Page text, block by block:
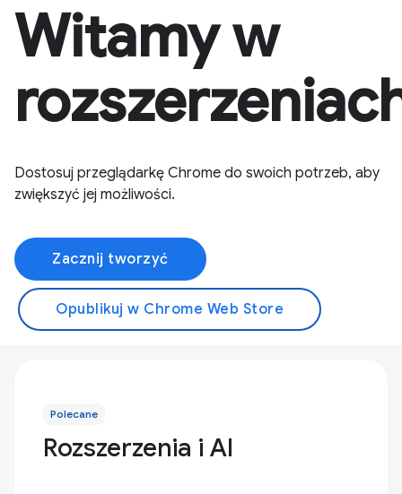
Witamy w
Dostosuj przeglądarkę Chrome do swoich potrzeb, aby
zwiększyć jej możliwości.
Zacznij tworzyć
Opublikuj w Chrome Web Store
Polecane
Rozszerzenia i AI